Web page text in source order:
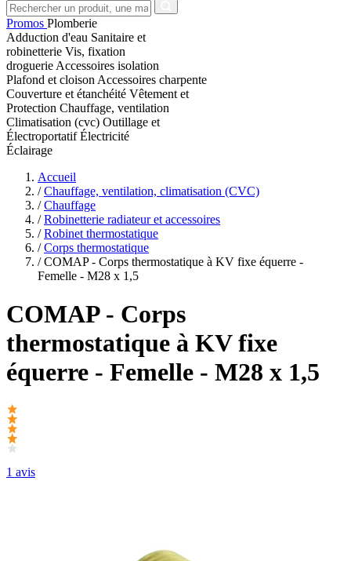
Promos Plomberie
Adduction d'eau Sanitaire et
robinetterie Vis, fixation
droguerie Accessoires isolation
Plafond et cloison Accessoires charpente
Couverture et étanchéité Vêtement et
Protection Chauffage, ventilation
Climatisation (cvc) Outillage et
ÉlectroportatifÉlectricité
Éclairage
Accueil
/ Chauffage, ventilation, climatisation (CVC)
/ Chauffage
/ Robinetterie radiateur et accessoires
/ Robinet thermostatique
/ Corps thermostatique
/ COMAP - Corps thermostatique à KV fixe équerre -
Femelle - M28 x 1,5
COMAP- Corps
thermostatique à KV fixe
équerre - Femelle - M28 x 1,5
1 avis